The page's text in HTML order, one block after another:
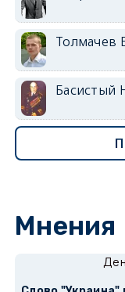
Толмачев
Басистый
Мнения